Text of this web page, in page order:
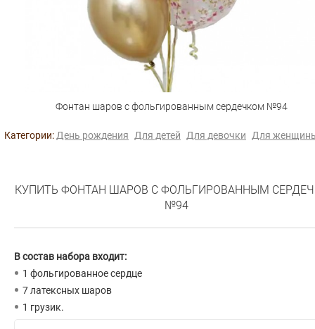
Фонтан шаров с фольгированным сердечком №94
Категории: День рождения Для детей Для девочки Для
КУПИТЬ ФОНТАН ШАРОВ С ФОЛЬГИРОВАННЫМ
№94
В состав набора входит:
1 фольгированное сердце
7 латексных шаров
1 грузик.